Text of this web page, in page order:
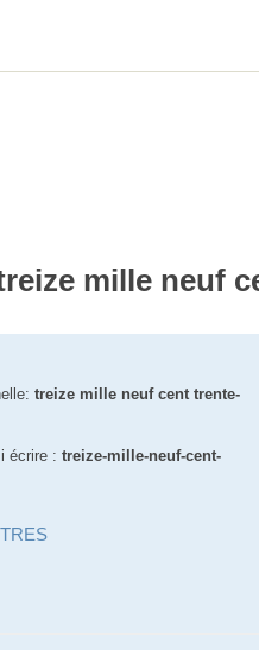
mille neuf
treize mille neuf cent trente-
écrire : treize-mille-neuf-cent-